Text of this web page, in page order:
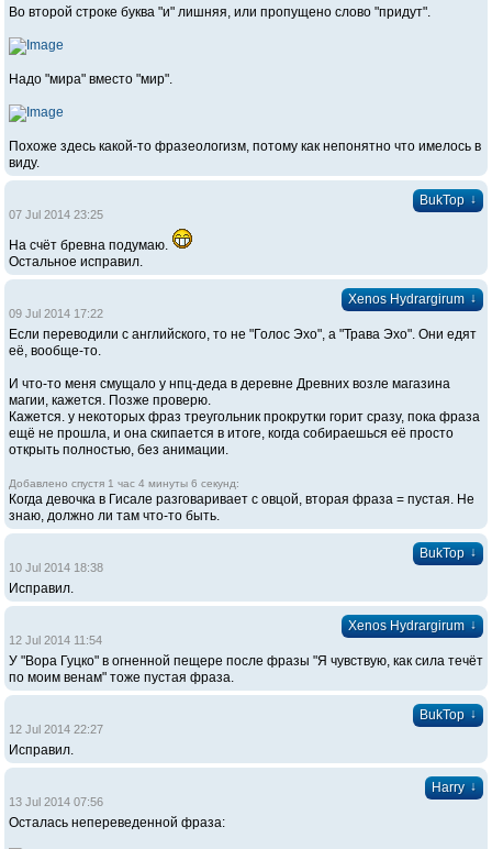
Во второй строке буква "и" лишняя, или пропущено слово "придут".
Надо "мира" вместо "мир".
Похоже здесь какой-то фразеологизм, потому как непонятно что имелось в
виду.
BukTop ↓
07 Jul 2014 23:25
На счёт бревна подумаю.
Остальное исправил.
Xenos Hydrargirum ↓
09 Jul 2014 17:22
Если переводили с английского, то не "Голос Эхо", а "Трава Эхо". Они едят
её, вообще-то.
И что-то меня смущало у нпц-деда в деревне Древних возле магазина
магии, кажется. Позже проверю.
Кажется. у некоторых фраз треугольник прокрутки горит сразу, пока фраза
ещё не прошла, и она скипается в итоге, когда собираешься её просто
открыть полностью, без анимации.
Добавлено спустя 1 час 4 минуты 6 секунд:
Когда девочка в Гисале разговаривает с овцой, вторая фраза = пустая. Не
знаю, должно ли там что-то быть.
BukTop ↓
10 Jul 2014 18:38
Исправил.
Xenos Hydrargirum ↓
12 Jul 2014 11:54
У "Вора Гуцко" в огненной пещере после фразы "Я чувствую, как сила течёт
по моим венам" тоже пустая фраза.
BukTop ↓
12 Jul 2014 22:27
Исправил.
Harry ↓
13 Jul 2014 07:56
Осталась непереведенной фраза: